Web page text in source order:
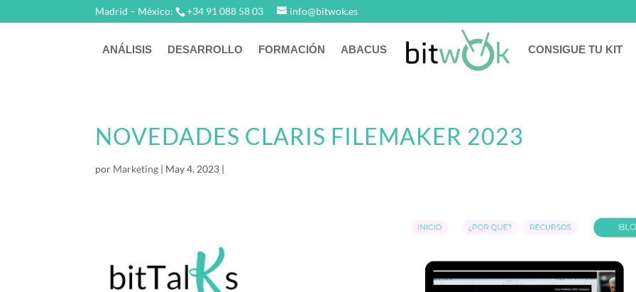
Madrid – México: +34 91 088 58 03 info@bitwok.es
ANÁLISIS DESARROLLO FORMACIÓN ABACUS CONSIGUE TU KIT
NOVEDADES CLARIS FILEMAKER 2023
por Marketing | May 4, 2023 |